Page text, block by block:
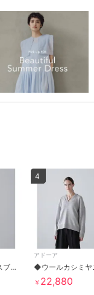
◆ドライカシドスブラウス
アドーア
￥ 22,880
4